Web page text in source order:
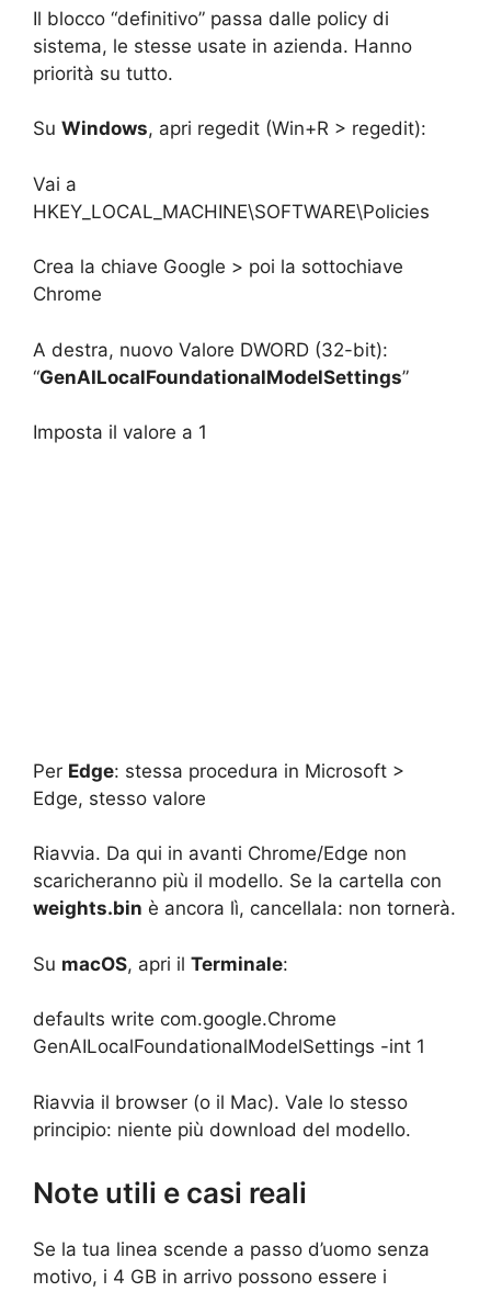
Il blocco “definitivo” passa dalle policy di
sistema, le stesse usate in azienda. Hanno
priorità su tutto.
Su Windows, apri regedit (Win+R > regedit):
Vai a
HKEY_LOCAL_MACHINE\SOFTWARE\Policies
Crea la chiave Google > poi la sottochiave
Chrome
A destra, nuovo Valore DWORD (32-bit):
“GenAILocalFoundationalModelSettings”
Imposta il valore a 1
Per Edge: stessa procedura in Microsoft >
Edge, stesso valore
Riavvia. Da qui in avanti Chrome/Edge non
scaricheranno più il modello. Se la cartella con
weights.bin è ancora lì, cancellala: non tornerà.
Su macOS, apri il Terminale:
defaults write com.google.Chrome
GenAILocalFoundationalModelSettings -int 1
Riavvia il browser (o il Mac). Vale lo stesso
principio: niente più download del modello.
Note utili e casi reali
Se la tua linea scende a passo d’uomo senza
motivo, i 4 GB in arrivo possono essere i